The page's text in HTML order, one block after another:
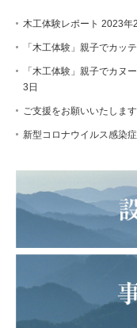
木工体験レポート 2023年
「木工体験」親子でカッ
「木工体験」親子でカヌ
3日
ご支援をお願いいたします
新型コロナウイルス感染